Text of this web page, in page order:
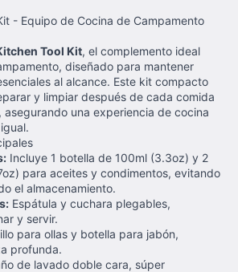
- Equipo de Cocina de Campamento
Tool Kit, el complemento ideal
diseñado para mantener
al alcance. Este kit compacto
y limpiar después de cada comida
asegurando una experiencia de cocina
Incluye 1 botella de 100ml (3.3oz) y 2
para aceites y condimentos, evitando
el almacenamiento.
Espátula y cuchara plegables,
y servir.
para ollas y botella para jabón,
profunda.
de lavado doble cara, súper